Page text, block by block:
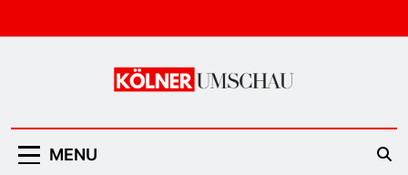
to
Kölner Umschau
MENU